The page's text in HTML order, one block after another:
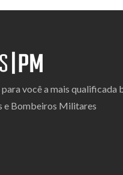
você a mais qualificada
e Bombeiros Militares